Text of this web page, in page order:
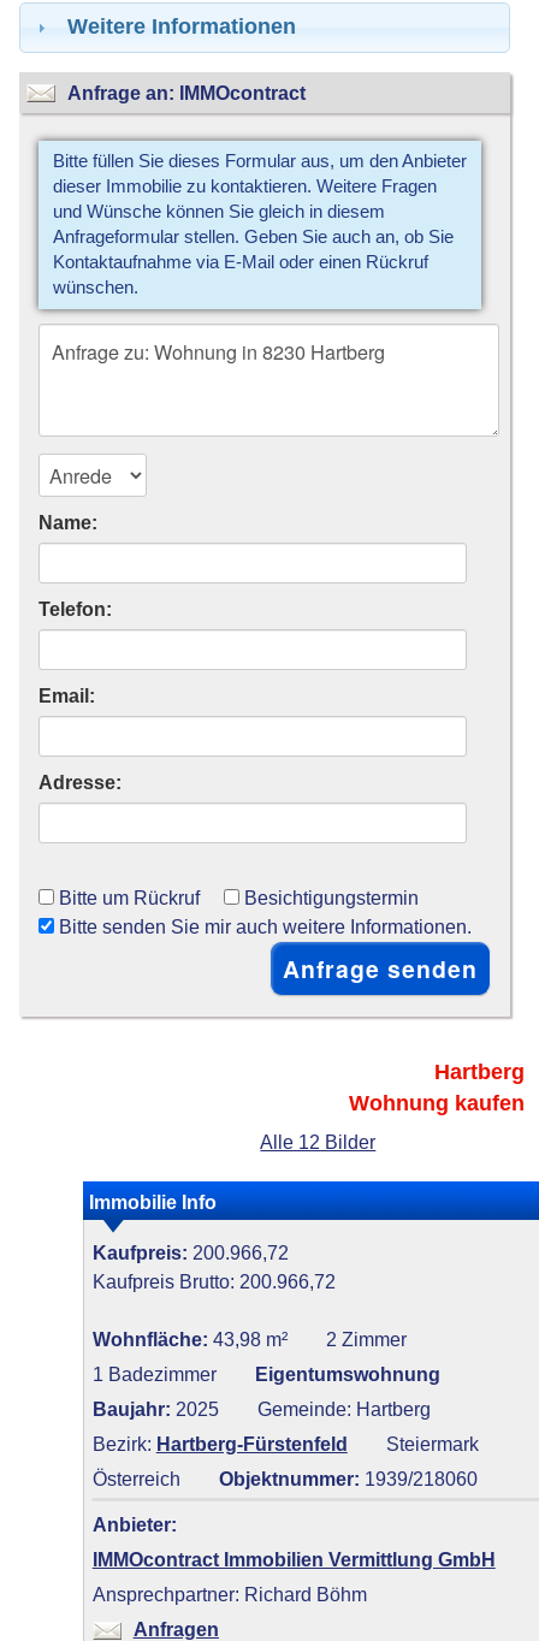
Weitere Informationen
Anfrage an: IMMOcontract
Bitte füllen Sie dieses Formular aus, um den Anbieter
dieser Immobilie zu kontaktieren. Weitere Fragen
und Wünsche können Sie gleich in diesem
Anfrageformular stellen. Geben Sie auch an, ob Sie
Kontaktaufnahme via E-Mail oder einen Rückruf
wünschen.
Name:
Telefon:
Email:
Adresse:
Bitte um Rückruf
Besichtigungstermin
Bitte senden Sie mir auch weitere Informationen.
Hartberg
Wohnung kaufen
Alle 12 Bilder
Immobilie Info
Kaufpreis: 200.966,72
Kaufpreis Brutto: 200.966,72
Wohnfläche: 43,98 m²
2 Zimmer
1 Badezimmer
Eigentumswohnung
Baujahr: 2025
Gemeinde: Hartberg
Bezirk: Hartberg-Fürstenfeld
Steiermark
Österreich
Objektnummer: 1939/218060
Anbieter:
IMMOcontract Immobilien Vermittlung GmbH
Ansprechpartner: Richard Böhm
Anfragen